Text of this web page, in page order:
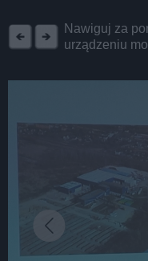
Nawiguj za
urządzeniu